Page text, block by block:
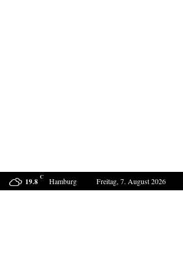
19.8 C Hamburg Freitag, 7. August 2026
ProDogRomania e.V. weist die